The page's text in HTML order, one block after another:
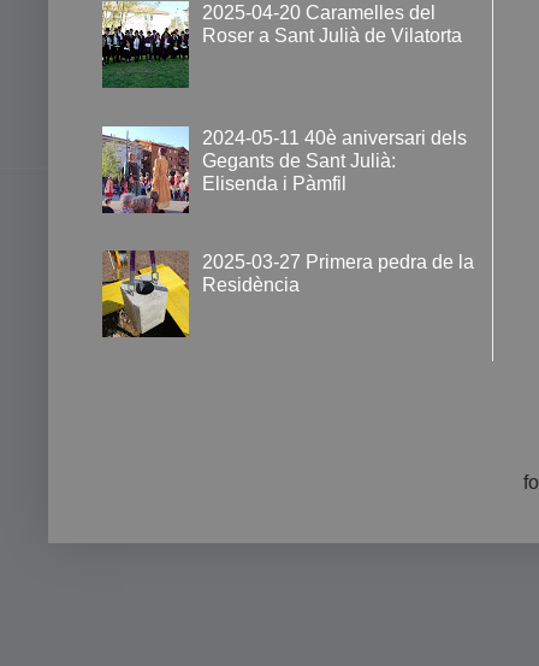
2025-04-20 Caramelles del
Roser a Sant Julià de Vilatorta
2024-05-11 40è aniversari dels
Gegants de Sant Julià:
Elisenda i Pàmfil
2025-03-27 Primera pedra de la
Residència